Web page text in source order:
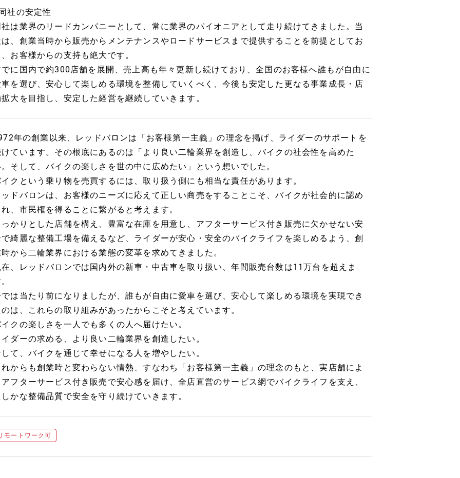
社の安定性
は業界のリードカンパニーとして、常に業界のパイオニアとして走り続けてきました。当
、創業当時から販売からメンテナンスやロードサービスまで提供することを前提としてお
お客様からの支持も絶大です。
に国内で約300店舗を展開、売上高も年々更新し続けており、全国のお客様へ誰もが自由に
を選び、安心して楽しめる環境を整備していくべく、今後も安定した更なる事業成長・店
大を目指し、安定した経営を継続していきます。
年の創業以来、レッドバロンは「お客様第一主義」の理念を掲げ、ライダーのサポートを
ています。その根底にあるのは「より良い二輪業界を創造し、バイクの社会性を高めた
そして、バイクの楽しさを世の中に広めたい」という想いでした。
クという乗り物を売買するには、取り扱う側にも相当な責任があります。
ドバロンは、お客様のニーズに応えて正しい商売をすることこそ、バイクが社会的に認め
、市民権を得ることに繋がると考えます。
かりとした店舗を構え、豊富な在庫を用意し、アフターサービス付き販売に欠かせない安
綺麗な整備工場を備えるなど、ライダーが安心・安全のバイクライフを楽しめるよう、創
から二輪業界における業態の変革を求めてきました。
、レッドバロンでは国内外の新車・中古車を取り扱い、年間販売台数は11万台を超えま
は当たり前になりましたが、誰もが自由に愛車を選び、安心して楽しめる環境を実現でき
は、これらの取り組みがあったからこそと考えています。
クの楽しさを一人でも多くの人へ届けたい。
ダーの求める、より良い二輪業界を創造したい。
て、バイクを通じて幸せになる人を増やしたい。
からも創業時と変わらない情熱、すなわち「お客様第一主義」の理念のもと、実店舗によ
フターサービス付き販売で安心感を届け、全店直営のサービス網でバイクライフを支え、
かな整備品質で安全を守り続けていきます。
モートワーク可